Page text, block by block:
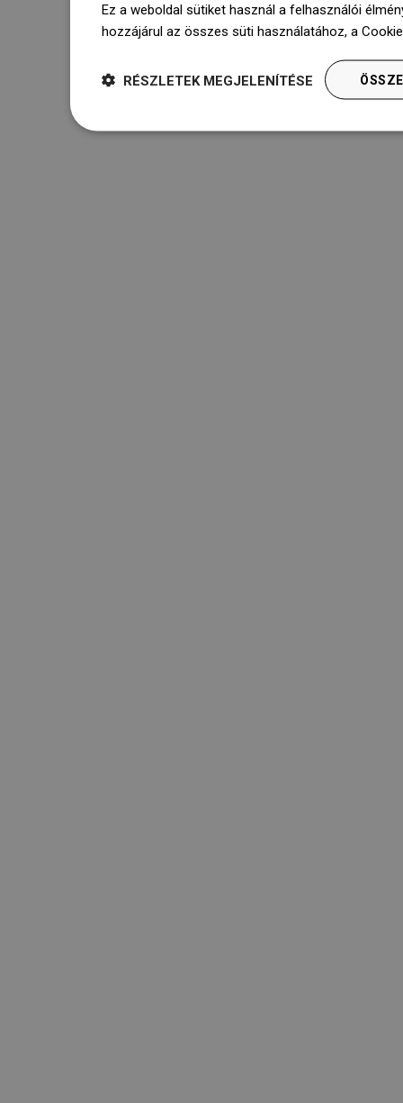
Ez a weboldal sütiket használ a felhasználói
hozzájárul az összes süti használatához, a
RÉSZLETEK MEGJELENÍTÉSE